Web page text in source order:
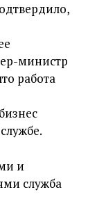
министр
работа
и
служба